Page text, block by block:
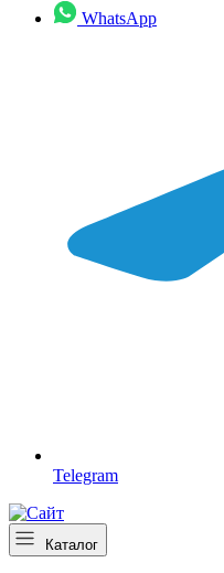
WhatsApp
Telegram
Каталог